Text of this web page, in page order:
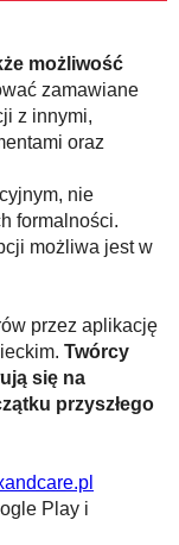
możliwość
zamawiane
z innymi,
oraz
nie
formalności.
możliwa jest w
przez aplikację
Twórcy
się na
przyszłego
Play i